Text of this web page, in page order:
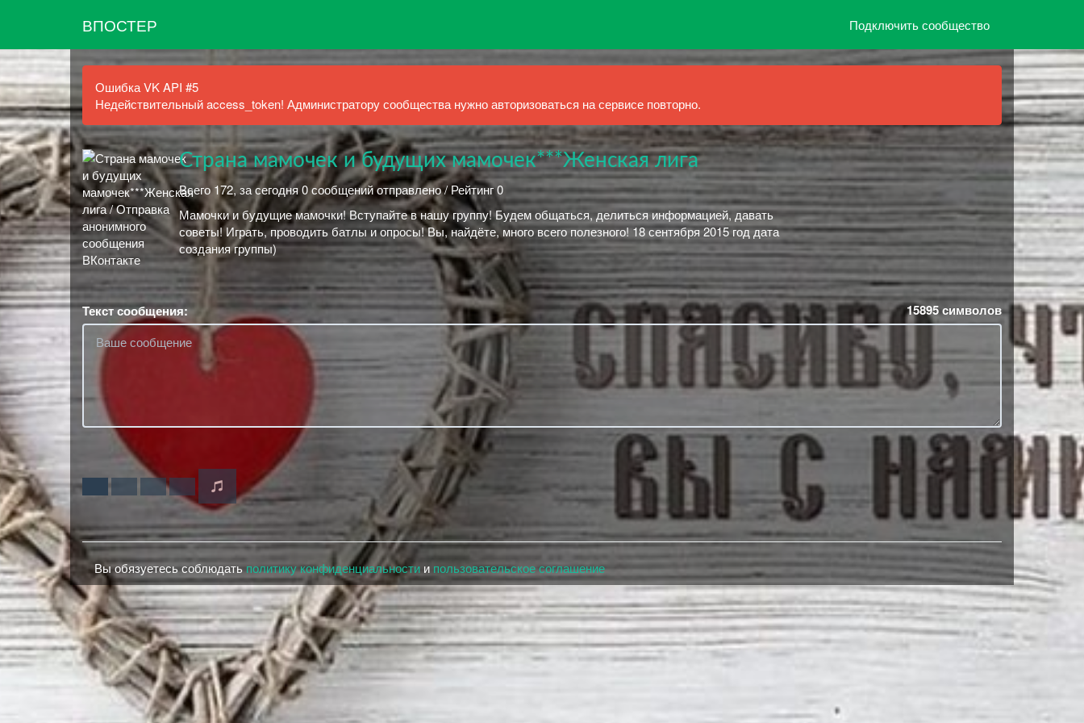
ВПОСТЕР Подключить сообщество
Ошибка VK API #5
Недействительный access_token! Администратору сообщества нужно авторизоваться на сервисе повторно.
Страна мамочек и будущих мамочек***Женская лига
Всего 172, за сегодня 0 сообщений отправлено / Рейтинг 0
Мамочки и будущие мамочки! Вступайте в нашу группу! Будем общаться, делиться информацией, давать
советы! Играть, проводить батлы и опросы! Вы, найдёте, много всего полезного! 18 сентября 2015 год дата
создания группы)
Текст сообщения: 15895символов
Вы обязуетесь соблюдать политику конфиденциальности и пользовательское соглашение